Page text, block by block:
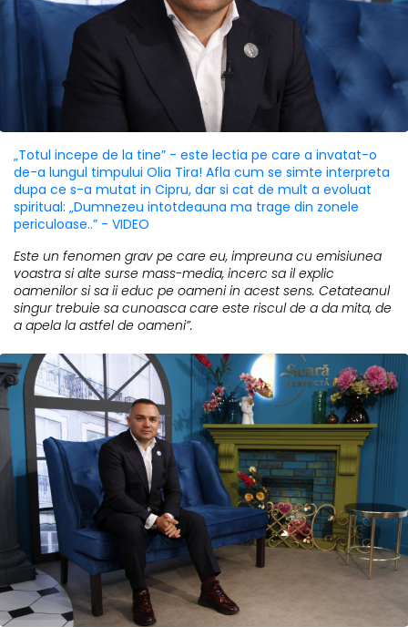
„Totul incepe de la tine” - este lectia pe care a invatat-o
de-a lungul timpului Olia Tira! Afla cum se simte interpreta
dupa ce s-a mutat in Cipru, dar si cat de mult a evoluat
spiritual: „Dumnezeu intotdeauna ma trage din zonele
periculoase..” - VIDEO
Este un fenomen grav pe care eu, impreuna cu emisiunea
voastra si alte surse mass-media, incerc sa il explic
oamenilor si sa ii educ pe oameni in acest sens. Cetateanul
singur trebuie sa cunoasca care este riscul de a da mita, de
a apela la astfel de oameni”.